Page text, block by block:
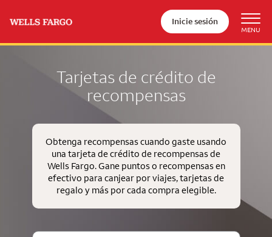
Inicie sesión
Tarjetas de crédito de
recompensas
Obtenga recompensas cuando gaste usando
una tarjeta de crédito de recompensas de
Wells Fargo. Gane puntos o recompensas en
efectivo para canjear por viajes, tarjetas de
regalo y más por cada compra elegible.